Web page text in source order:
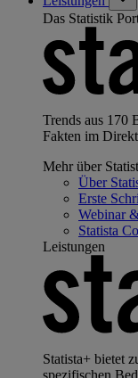
Das Statistik
Trends aus 170
Fakten im
Mehr über
Über
Erste
Webinar
Statista
Leistungen
Statista+ bietet
spezifischen